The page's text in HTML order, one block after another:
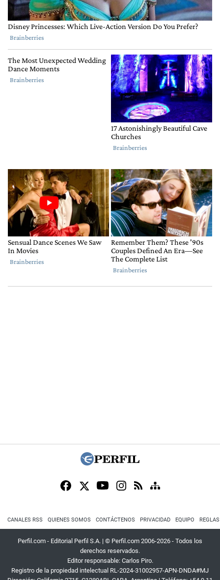
CANALES RSS QUIENES SOMOS CONTÁCTENOS PRIVACIDAD EQUIPO
Perfil.com - Editorial Perfil S.A. | © Perfil.com 2006-2026 - Todos los
derechos reservados.
Editor responsable: Carlos Piro.
Registro de la propiedad intelectual RL-2024-31002957-APN-DNDA#MJ